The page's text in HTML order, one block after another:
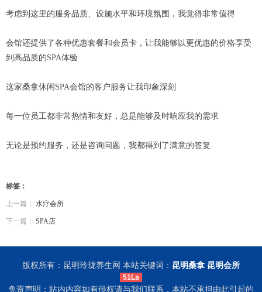
考虑到这里的服务品质、设施水平和环境氛围，我觉得非常值得
会馆还提供了各种优惠套餐和会员卡，让我能够以更优惠的价格享受
到高品质的SPA体验
这家桑拿休闲SPA会馆的客户服务让我印象深刻
每一位员工都非常热情和友好，总是能够及时响应我的需求
无论是预约服务，还是咨询问题，我都得到了满意的答复
标签：
上一篇： 水疗会所
下一篇： SPA店
版权所有：昆明玲珑养生网 本站关键词： 昆明桑拿 昆明会所
51La
免责声明：站内内容如有侵权请与我们联系，本站不承担由此引起的